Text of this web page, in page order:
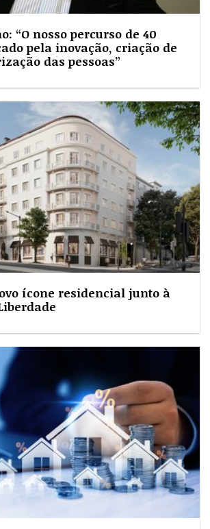
“O nosso percurso de 40
pela inovação, criação de
das pessoas”
ícone residencial junto à